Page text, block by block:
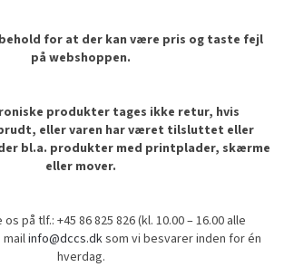
for at der kan være pris og taste fejl
på webshoppen.
produkter tages ikke retur, hvis
eller varen har været tilsluttet eller
bl.a. produkter med printplader, skærme
eller mover.
på tlf.: +45 86 825 826 (kl. 10.00 – 16.00 alle
info@dccs.dksom vi besvarer inden for én
hverdag.